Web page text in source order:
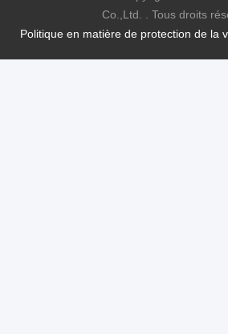
Politique en matière de protection de la
Co.,Ltd. . Tous droits